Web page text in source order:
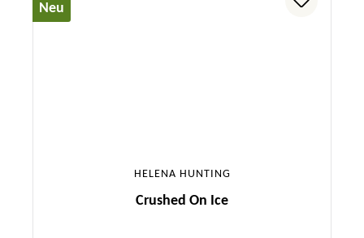
Neu
HELENA HUNTING
Crushed On Ice